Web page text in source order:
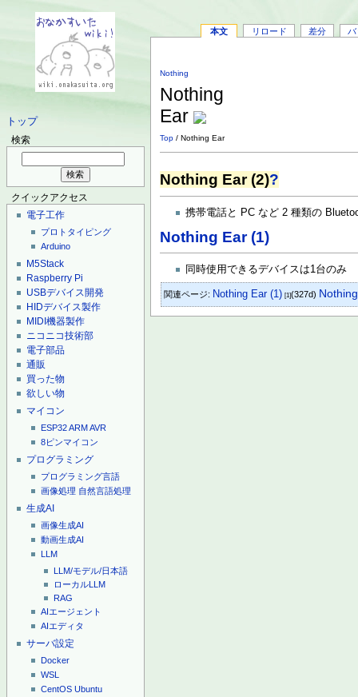
トップ
検索
クイックアクセス
電子工作
プロトタイピング
Arduino
M5Stack
Raspberry Pi
USBデバイス開発
HIDデバイス製作
MIDI機器製作
ニコニコ技術部
電子部品
通販
買った物
欲しい物
マイコン
ESP32ARMAVR
8ピンマイコン
プログラミング
プログラミング言語
画像処理 自然言語処理
生成AI
画像生成AI
動画生成AI
LLM
LLM/モデル/日本語
ローカルLLM
RAG
AIエージェント
AIエディタ
サーバ設定
Docker
WSL
CentOS Ubuntu
本文 リロード 差分 バ
Nothing
Nothing
Ear
Top / Nothing Ear
Nothing Ear (2)?
携帯電話と PC など 2 種類の
Nothing Ear (1)
同時使用できるデバイスは1台のみ
関連ページ: Nothing Ear (1) [1](327d) Nothing